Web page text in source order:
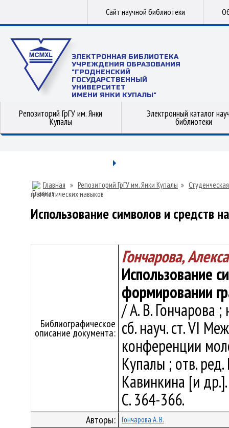
Сайт научной библиотеки
ЭЛЕКТРОННАЯ БИБЛИОТЕКА
УЧРЕЖДЕНИЯ ОБРАЗОВАНИЯ
"ГРОДНЕНСКИЙ
ГОСУДАРСТВЕННЫЙ
УНИВЕРСИТЕТ
ИМЕНИ ЯНКИ КУПАЛЫ"
Репозиторий ГрГУ им. Янки
Купалы
Электронный каталог
библиотеки
Главная » Репозиторий ГрГУ им. Янки Купалы »
грамматических навыков
Использование символов и средств
Библиографическое
описание документа:
Гончарова,
Использование
формировании
/ А. В. Гончарова
сб. науч. ст. VI
конференции
Купалы ; отв.
Кавинкина [и
С. 364-366.
Авторы: Гончарова А. В.